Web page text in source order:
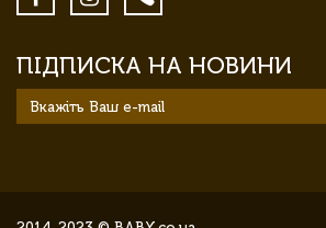
ПІДПИСКА НА НОВИНИ